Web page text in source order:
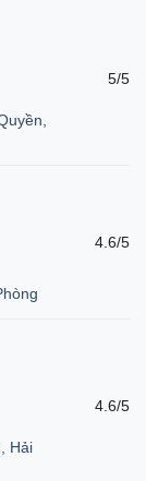
5/5
4.6/5
Hải
4.6/5